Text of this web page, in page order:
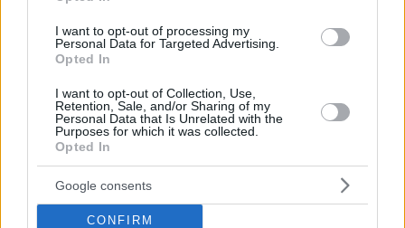
I want to opt-out of processing my
Personal Data for Targeted Advertising.
Opted In
I want to opt-out of Collection, Use,
Retention, Sale, and/or Sharing of my
Personal Data that Is Unrelated with the
Purposes for which it was collected.
Opted In
Google consents
CONFIRM
στούντιο του Χόλιγουντ - Δείτε φωτογραφίες
Στήνονται τα σκηνικά για το νέο κατασκοπευτικό
θρίλερ, τα γυρίσματα του οποίου αρχίζουν αύριο - Τις
εντυπώσεις κλέβει το τουριστικό περίπτερο που
γράφει στο επάνω μέρος του «Θεσσαλονίκη» - Λίγα
λόγια για την υπόθεση της ταινίας
15.03.2022, 16:26